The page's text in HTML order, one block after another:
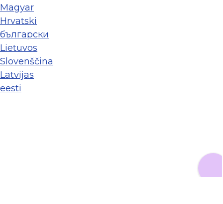
Magyar
Hrvatski
български
Lietuvos
Slovenščina
Latvijas
eesti